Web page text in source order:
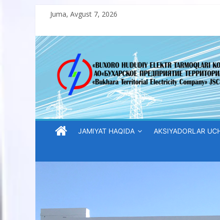
content
Juma, Avgust 7, 2026
“Buxoro
hududiy
elektr
tarmoqlari
korxonasi”
“Buxoro
JAMIYAT HAQIDA AKSIYADORLAR